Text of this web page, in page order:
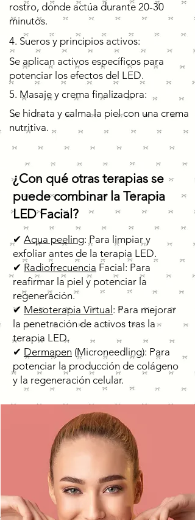
rostro, donde actúa durante 20-30
minutos.
4. Sueros y principios activos:
Se aplican activos específicos para
potenciar los efectos del LED.
5. Masaje y crema finalizadora:
Se hidrata y calma la piel con una crema
nutritiva.
¿Con qué otras terapias se
puede combinar la Terapia
LED Facial?
✔ Aqua peeling: Para limpiar y
exfoliar antes de la terapia LED.
✔ Radiofrecuencia Facial: Para
reafirmar la piel y potenciar la
regeneración.
✔ Mesoterapia Virtual : Para mejorar
la penetración de activos tras la
terapia LED.
✔ Dermapen (Microneedling): Para
potenciar la producción de colágeno
y la regeneración celular.